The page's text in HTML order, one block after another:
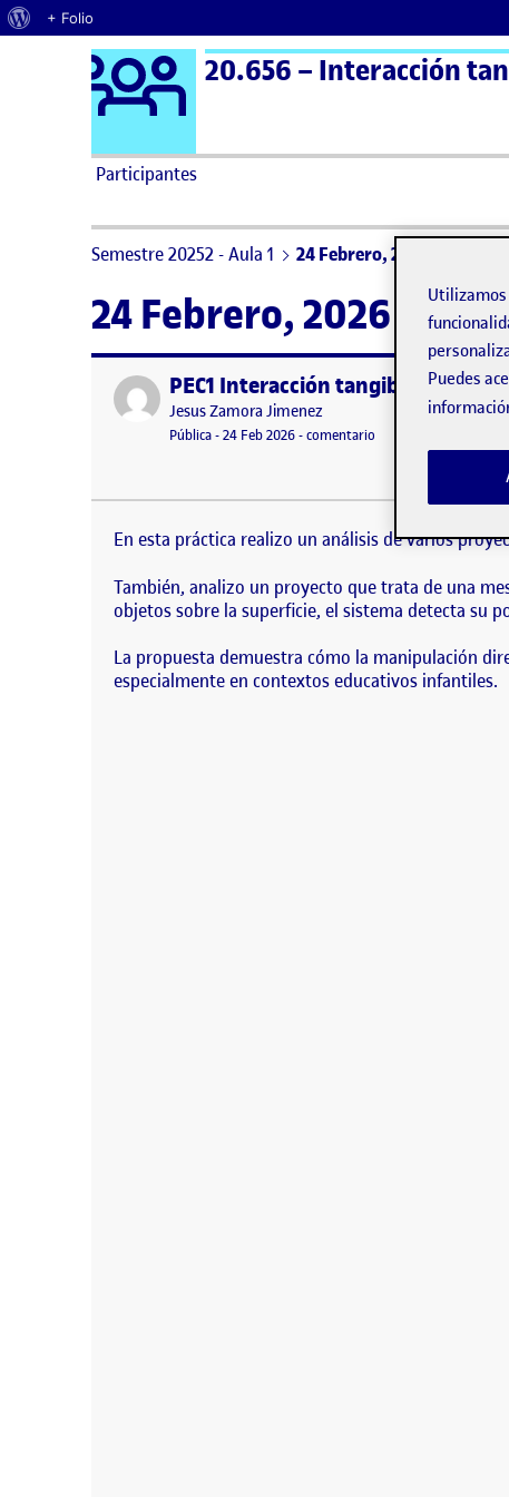
Acerca de WordPress
+ Folio
Saltar al contenido Logo Ágora
20.656 – Interacción
Participantes
Semestre 20252 - Aula 1 24 Febrero, 2026
24 Febrero, 2026
Publicado porPEC1 Interacción tangible
Publicado por
Jesus Zamora Jimenez
Visibilidad:
Pública-Fecha de publicación
24 Feb 2026-comentario
En esta práctica realizo un análisis de varios
En esta práctica realizo un análisis de varios
También, analizo un proyecto que trata de una
objetos sobre la superficie, el sistema detecta su
La propuesta demuestra cómo la manipulación
especialmente en contextos educativos infantiles.
Utilizamos
Puedes